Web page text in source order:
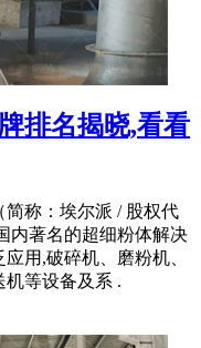
排名揭晓,看看
称：埃尔派 / 股权代
内著名的超细粉体解决
用,破碎机、磨粉机、
等设备及系 .